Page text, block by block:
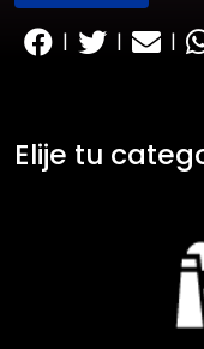
| | |
Elije tu